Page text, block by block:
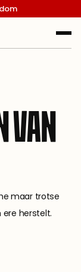
VAN
maar trotse
herstelt.